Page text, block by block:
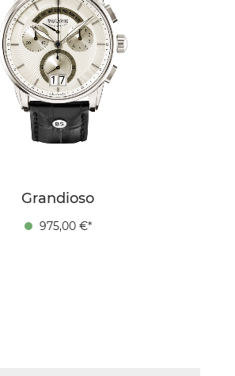
Grandioso
975,00 €*